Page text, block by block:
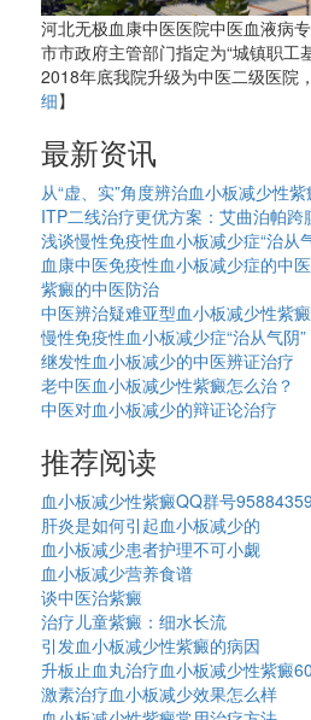
河北无极血康中医医院中医血液病
市市政府主管部门指定为“城镇职工
2018年底我院升级为中医二级医
细】
最新资讯
从“虚、实”角度辨治血小板减少性紫
ITP二线治疗更优方案：艾曲泊帕跨
浅谈慢性免疫性血小板减少症“治从
血康中医免疫性血小板减少症的中
紫癜的中医防治
中医辨治疑难亚型血小板减少性紫
慢性免疫性血小板减少症“治从气阴”
继发性血小板减少的中医辨证治疗
老中医血小板减少性紫癜怎么治？
中医对血小板减少的辩证论治疗
推荐阅读
血小板减少性紫癜QQ群号95884359
肝炎是如何引起血小板减少的
血小板减少患者护理不可小觑
血小板减少营养食谱
谈中医治紫癜
治疗儿童紫癜：细水长流
引发血小板减少性紫癜的病因
升板止血丸治疗血小板减少性紫癜
激素治疗血小板减少效果怎么样